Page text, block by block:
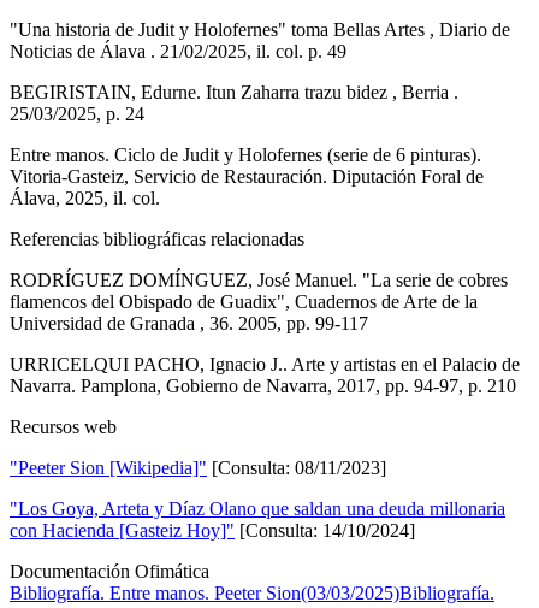
"Una historia de Judit y Holofernes" toma Bellas Artes , Diario de
Noticias de Álava . 21/02/2025, il. col. p. 49
BEGIRISTAIN, Edurne. Itun Zaharra trazu bidez , Berria .
25/03/2025, p. 24
Entre manos. Ciclo de Judit y Holofernes (serie de 6 pinturas).
Vitoria-Gasteiz, Servicio de Restauración. Diputación Foral de
Álava, 2025, il. col.
Referencias bibliográficas relacionadas
RODRÍGUEZ DOMÍNGUEZ, José Manuel. "La serie de cobres
flamencos del Obispado de Guadix", Cuadernos de Arte de la
Universidad de Granada , 36. 2005, pp. 99-117
URRICELQUI PACHO, Ignacio J.. Arte y artistas en el Palacio de
Navarra. Pamplona, Gobierno de Navarra, 2017, pp. 94-97, p. 210
Recursos web
"Peeter Sion [Wikipedia]" [Consulta: 08/11/2023]
"Los Goya, Arteta y Díaz Olano que saldan una deuda millonaria
con Hacienda [Gasteiz Hoy]" [Consulta: 14/10/2024]
Documentación Ofimática
Bibliografía. Entre manos. Peeter Sion(03/03/2025)Bibliografía.